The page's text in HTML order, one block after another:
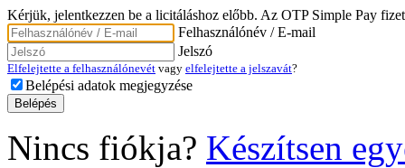
Kérjük, jelentkezzen be a licitáláshoz előbb. Az OTP Simple Pay
Felhasználónév / E-mail
Jelszó
Elfelejtette a felhasználónevét vagy elfelejtette a jelszavát?
Belépési adatok megjegyzése
Nincs fiókja? Készítsen